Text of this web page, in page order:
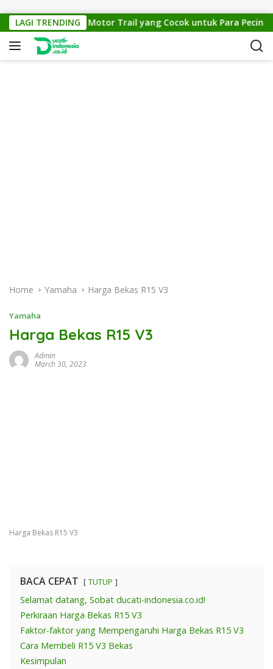
LAGI TRENDING
KTM Cross 150: Motor Trail yang Cocok untuk Para Pecinta
Home Yamaha Harga Bekas R15 V3
Yamaha
Harga Bekas R15 V3
Admin
March 30, 2023
Harga Bekas R15 V3
BACA CEPAT TUTUP
Selamat datang, Sobat ducati-indonesia.co.id!
Perkiraan Harga Bekas R15 V3
Faktor-faktor yang Mempengaruhi Harga Bekas R15 V3
Cara Membeli R15 V3 Bekas
Kesimpulan